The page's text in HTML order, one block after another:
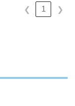
❮ 1 ❯